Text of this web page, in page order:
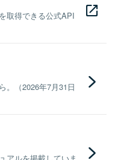
取得できる公式API
。（2026年7月31日